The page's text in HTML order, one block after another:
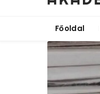
Főoldal